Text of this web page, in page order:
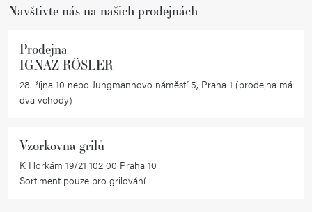
Navštivte nás na našich prodejnách
Prodejna
IGNAZ RÖSLER
28. října 10 nebo Jungmannovo náměstí 5, Praha 1 (prodejna má
dva vchody)
Vzorkovna grilů
K Horkám 19/21 102 00 Praha 10
Sortiment pouze pro grilování